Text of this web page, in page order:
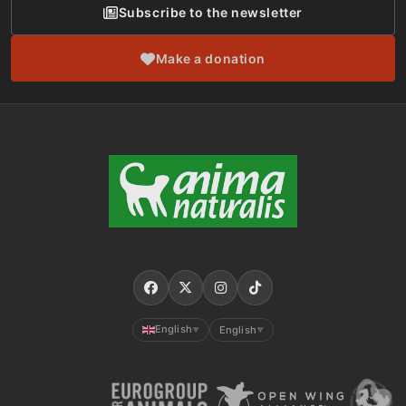
Subscribe to the newsletter
Make a donation
English ▼ English ▼